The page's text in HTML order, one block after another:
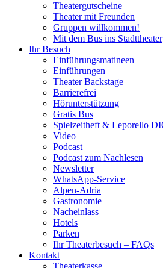
Theatergutscheine
Theater mit Freunden
Gruppen willkommen!
Mit dem Bus ins Stadttheater
Ihr Besuch
Einführungsmatineen
Einführungen
Theater Backstage
Barrierefrei
Hörunterstützung
Gratis Bus
Spielzeitheft & Leporello
Video
Podcast
Podcast zum Nachlesen
Newsletter
WhatsApp-Service
Alpen-Adria
Gastronomie
Nacheinlass
Hotels
Parken
Ihr Theaterbesuch – FAQs
Kontakt